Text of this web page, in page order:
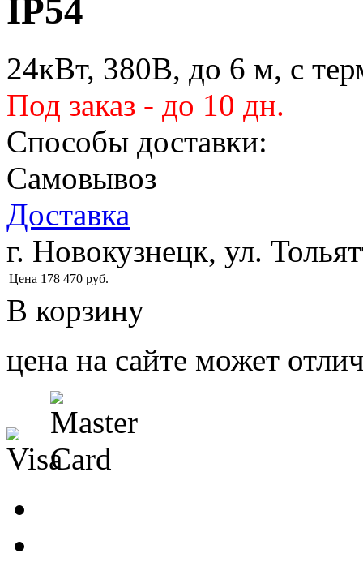
IP54
24кВт, 380В, до 6 м, с
Под заказ - до 10 дн.
Способы доставки:
Самовывоз
Доставка
г. Новокузнецк, ул.
Цена 178 470 руб.
В корзину
цена на сайте может